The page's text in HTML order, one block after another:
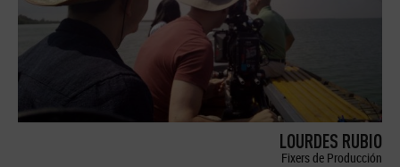
LOURDES RUBIO
Fixers de Producción